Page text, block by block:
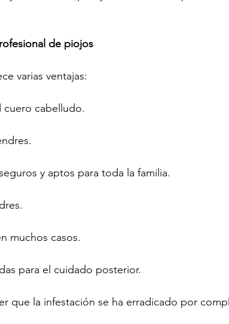
de piojos
varias ventajas:
cuero cabelludo.
y aptos para toda la familia.
muchos casos.
para el cuidado posterior.
que la infestación se ha erradicado por